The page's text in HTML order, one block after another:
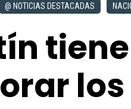
@ NOTICIAS DESTACADAS